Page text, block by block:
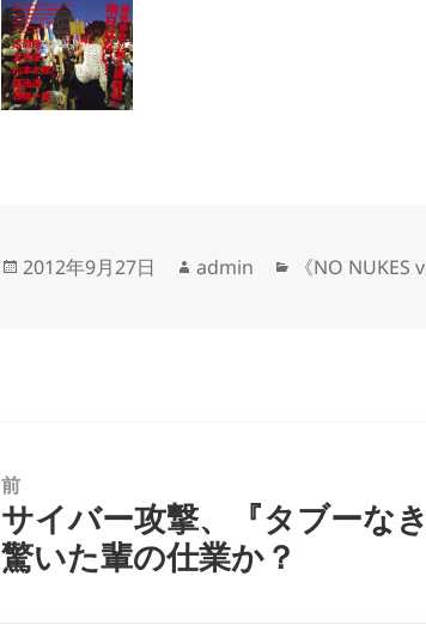
投
2012年9月27日
作
admin
カ
《NO NUKES
前
前
の
サイバー攻撃、『タブーな
驚いた輩の仕業か？